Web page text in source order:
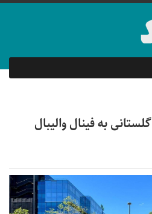
صعود ایران با حضور ۴ گلستانی به فینال والیبال